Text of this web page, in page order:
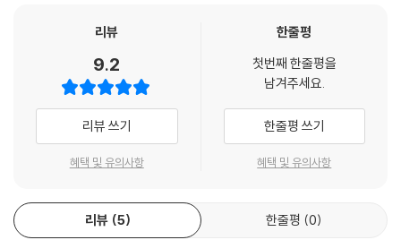
베이커리아 - 파티쉐
피쉬란드 - 어류양식가
애니멀란드 - 동물조련사
팜파스탄 - 유기농 전문가
다음 비행기를 타기 전에 잠시 쉬어가요!
이미지조아 - 이미지 컨설턴트
사달라구아 - 쇼호스트
을 선정했습니다. 권말에는 ‘흥미 유형 검사지’를 수록해 직업 적성을 좀 더
아이들의 눈높이에 맞는 재미있는 책
이 책은 자칫 지루해지기 쉬운 백과사전식의 내용을 ‘여행, 탐험’이라는 포
맷을 도입해 아이들의 눈높이에 맞도록 흥미진진하게 구성했습니다. 아이
들은 자신과 비슷한 나이, 성격, 흥미를 가진 주인공들과 함께 가상의 직업
다. 또 ‘노빈손’, ‘도날드닭’ 으로 유명한 만화가 이우일씨의 새로운 캐릭터
인 고구미, 깜자는 아이들에게보는 재미도 함께 줄 것입니다.
리뷰
9.2
리뷰 쓰기
혜택 및 유의사항
한줄평
첫번째 한줄평을
남겨주세요.
한줄평 쓰기
혜택 및 유의사항
리뷰 5 한줄평 0